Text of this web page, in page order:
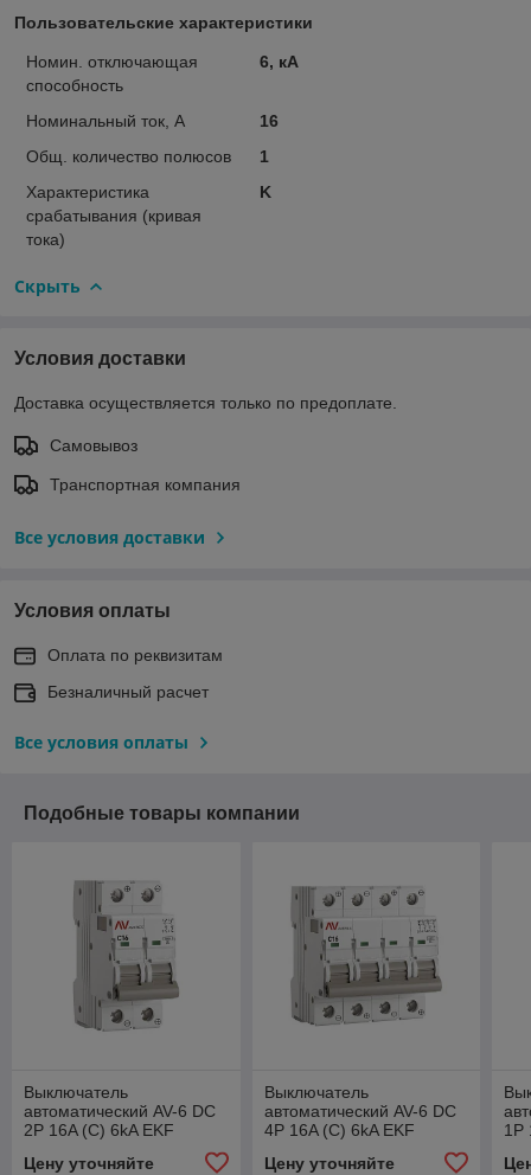
Пользовательские характеристики
Номин. отключающая
способность
6, кА
Номинальный ток, А
16
Общ. количество полюсов
1
Характеристика
срабатывания (кривая
тока)
K
Скрыть
Условия доставки
Доставка осуществляется только по предоплате.
Самовывоз
Транспортная компания
Все условия доставки
Условия оплаты
Оплата по реквизитам
Безналичный расчет
Все условия оплаты
Подобные товары компании
Выключатель
автоматический AV-6 DC
2P 16A (C) 6kA EKF
Цену уточняйте
Выключатель
автоматический AV-6 DC
4P 16A (C) 6kA EKF
Цену уточняйте
1P